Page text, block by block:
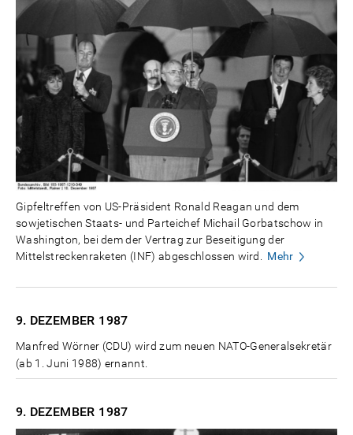
Gipfeltreffen von US-Präsident Ronald Reagan und dem
sowjetischen Staats- und Parteichef Michail Gorbatschow in
Washington, bei dem der Vertrag zur Beseitigung der
Mittelstreckenraketen (INF) abgeschlossen wird.
Mehr
9. DEZEMBER 1987
Manfred Wörner (CDU) wird zum neuen NATO-Generalsekretär
(ab 1. Juni 1988) ernannt.
9. DEZEMBER 1987